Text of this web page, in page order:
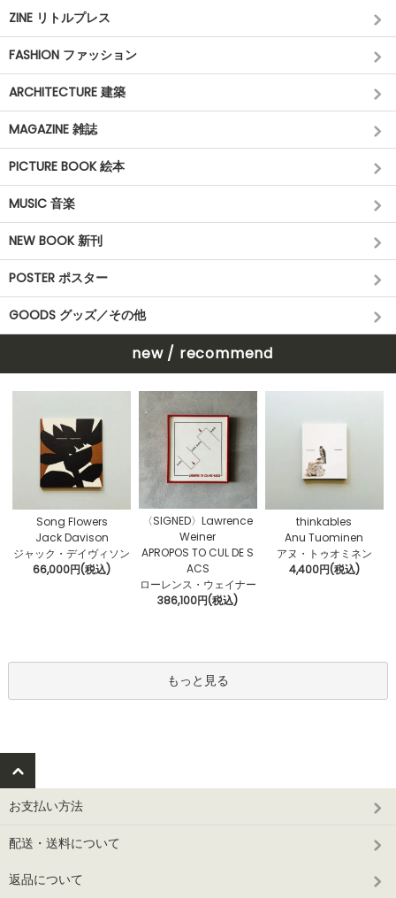
ZINE リトルプレス
FASHION ファッション
ARCHITECTURE 建築
MAGAZINE 雑誌
PICTURE BOOK 絵本
MUSIC 音楽
NEW BOOK 新刊
POSTER ポスター
GOODS グッズ／その他
new / recommend
Song Flowers
Jack Davison
ジャック・デイヴィソン
66,000円(税込)
〈SIGNED〉Lawrence
Weiner
APROPOS TO CUL DE S
ACS
ローレンス・ウェイナー
386,100円(税込)
thinkables
Anu Tuominen
アヌ・トゥオミネン
4,400円(税込)
もっと見る
お支払い方法
配送・送料について
返品について